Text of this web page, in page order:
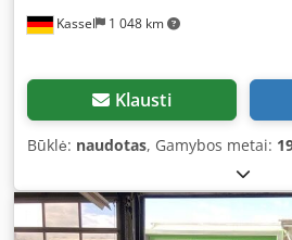
Kassel 1 048 km
Klausti
Būklė: naudotas, Gamybos metai: